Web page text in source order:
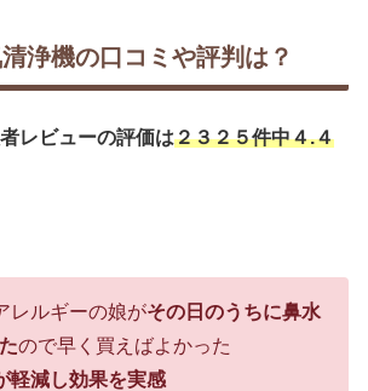
浄機の口コミや評判は？
レビューの評価は２３２５件中４.４
レルギーの娘がその日のうちに鼻水
ので早く買えばよかった
軽減し効果を実感